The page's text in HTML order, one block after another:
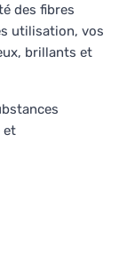
des fibres
utilisation, vos
brillants et
et